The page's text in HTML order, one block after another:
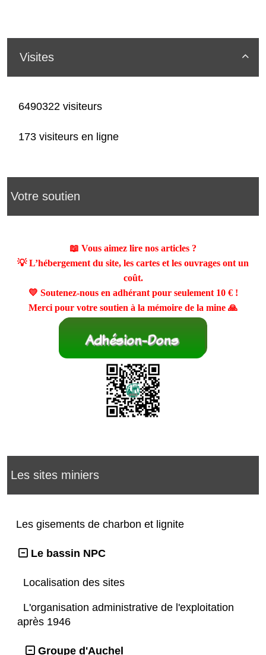

Visites
6490322 visiteurs
173 visiteurs en ligne
Votre soutien
📖 Vous aimez lire nos articles ?
💡 L’hébergement du site, les cartes et les ouvrages ont un
coût.
💛 Soutenez-nous en adhérant pour seulement 10 €!
Merci pour votre soutien à la mémoire de la mine 🙏
Les sites miniers
Les gisements de charbon et lignite
Le bassin NPC
Localisation des sites
L'organisation administrative de l'exploitation
après 1946
Groupe d'Auchel